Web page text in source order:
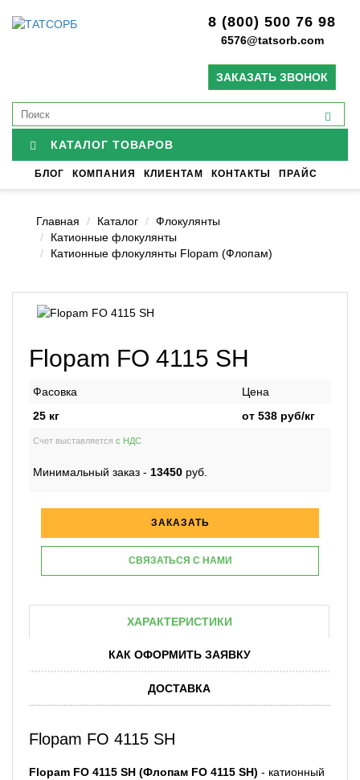
8 (800) 500 76 98
6576@tatsorb.com
ЗАКАЗАТЬ ЗВОНОК
КАТАЛОГ ТОВАРОВ
БЛОГ КОМПАНИЯ КЛИЕНТАМ КОНТАКТЫ ПРАЙС
Главная Каталог
Флокулянты
Катионные флокулянты
Катионные флокулянты Flopam (Флопам)
Flopam FO 4115 SH
Фасовка
Цена
25 кг
от 538 руб/кг
Счет выставляется с НДС
Минимальный заказ - 13450 руб.
ЗАКАЗАТЬ
СВЯЗАТЬСЯ С НАМИ
ХАРАКТЕРИСТИКИ
КАК ОФОРМИТЬ ЗАЯВКУ
ДОСТАВКА
Flopam FO 4115 SH
Flopam FO 4115 SH (Флопам FO 4115 SH) - катионный